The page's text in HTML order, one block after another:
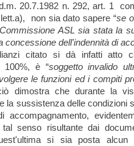
20.7.1982 n. 292, art. 1
non sia dato sapere “se
ASL sia stata la
concessione dell'indennità di
citato si dà infatti atto
100%, è “soggetto invalido
le funzioni ed i compiti
dimostra che durante la
la sussistenza delle condizioni
accompagnamento,
tal senso risultante dai
si sia posta alcun